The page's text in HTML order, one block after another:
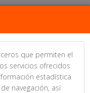
que permiten el
servicios ofrecidos
estadística
navegación, así
estar inscrito
comunicación